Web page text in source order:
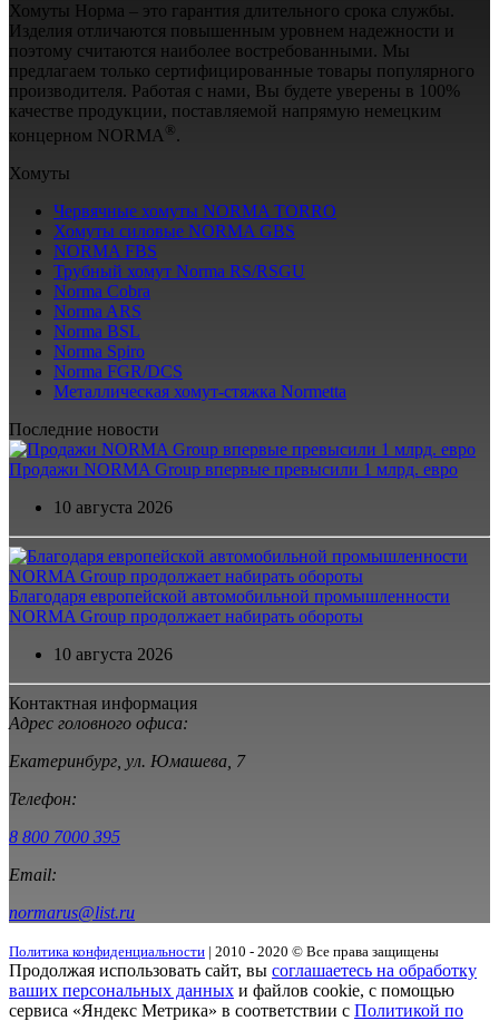
Хомуты Норма – это гарантия длительного срока службы.
Изделия отличаются повышенным уровнем надежности и
поэтому считаются наиболее востребованными. Мы
предлагаем только сертифицированные товары популярного
производителя. Работая с нами, Вы будете уверены в 100%
качестве продукции, поставляемой напрямую немецким
концерном NORMA ®.
Хомуты
Червячные хомуты NORMA TORRO
Хомуты силовые NORMA GBS
NORMA FBS
Трубный хомут Norma RS/RSGU
Norma Cobra
Norma ARS
Norma BSL
Norma Spiro
Norma FGR/DCS
Металлическая хомут-стяжка Normetta
Последние новости
Продажи NORMA Group впервые превысили 1 млрд. евро
10 августа 2026
Благодаря европейской автомобильной промышленности
NORMA Group продолжает набирать обороты
10 августа 2026
Контактная информация
Адрес головного офиса:
Екатеринбург, ул. Юмашева, 7
Телефон:
8 800 7000 395
Email:
normarus@list.ru
Политика конфиденциальности | 2010 - 2020 © Все права защищены
Продолжая использовать сайт, вы соглашаетесь на обработку
ваших персональных данных и файлов cookie, с помощью
сервиса «Яндекс Метрика» в соответствии с Политикой по